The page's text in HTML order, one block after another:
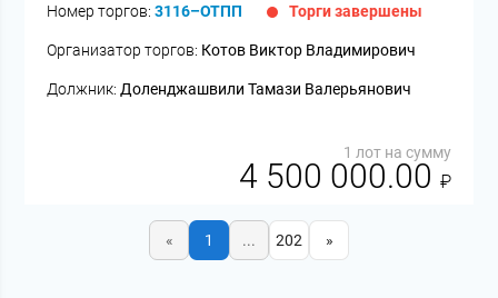
Номер торгов:3116–ОТПП Торги завершены
Организатор торгов: Котов Виктор Владимирович
Должник: Доленджашвили Тамази Валерьянович
1 лот на сумму
4 500 000.00 ₽
« 1 ... 202 »